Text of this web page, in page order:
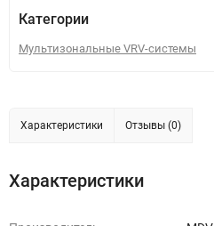
Категории
Мультизональные VRV-системы
Характеристики Отзывы (0)
Характеристики